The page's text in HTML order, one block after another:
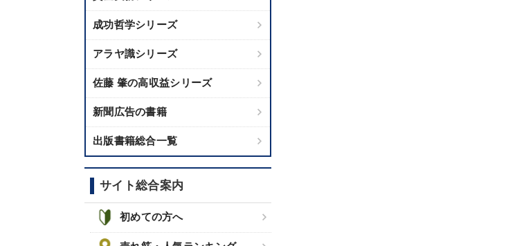
成功哲学シリーズ
アラヤ識シリーズ
佐藤 肇の高収益シリーズ
新聞広告の書籍
出版書籍総合一覧
サイト総合案内
初めての方へ